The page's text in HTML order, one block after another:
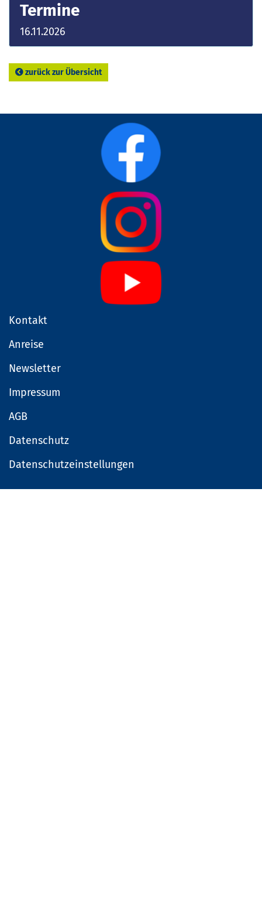
Termine
16.11.2026
zurück zur Übersicht
Kontakt
Anreise
Newsletter
Impressum
AGB
Datenschutz
Datenschutzeinstellungen